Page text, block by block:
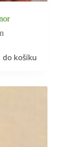
do košíku